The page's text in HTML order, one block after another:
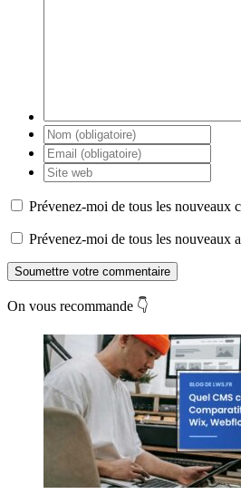
Prévenez-moi de tous les nouveaux
Prévenez-moi de tous les nouveaux
Soumettre votre commentaire
On vous recommande 👇